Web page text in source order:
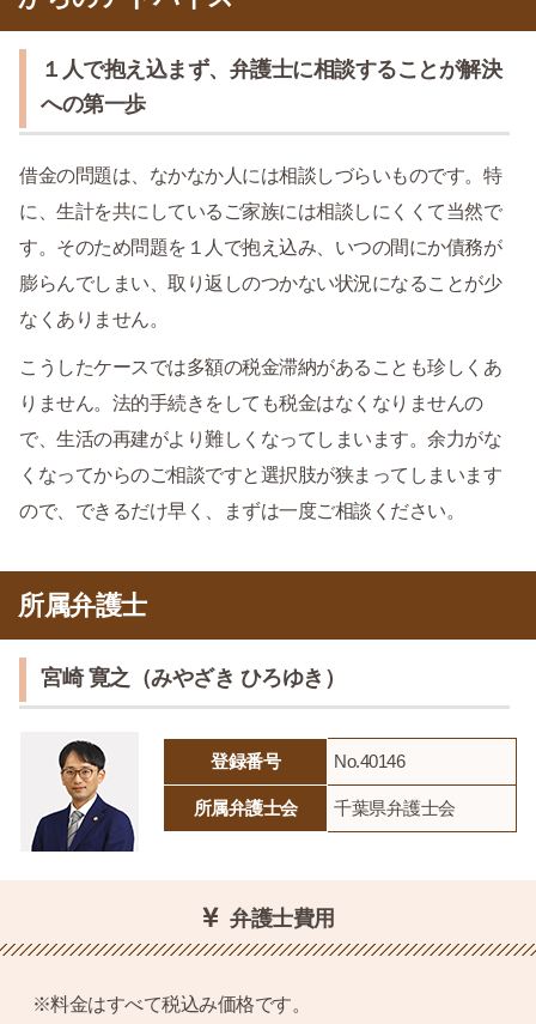
１人で抱え込まず、弁護士に相談することが解決
への第一歩
借金の問題は、なかなか人には相談しづらいものです。特
に、生計を共にしているご家族には相談しにくくて当然で
す。そのため問題を１人で抱え込み、いつの間にか債務が
膨らんでしまい、取り返しのつかない状況になることが少
なくありません。
こうしたケースでは多額の税金滞納があることも珍しくあ
りません。法的手続きをしても税金はなくなりませんの
で、生活の再建がより難しくなってしまいます。余力がな
くなってからのご相談ですと選択肢が狭まってしまいます
ので、できるだけ早く、まずは一度ご相談ください。
所属弁護士
宮崎 寛之（みやざき ひろゆき）
登録番号 No.40146
所属弁護士会 千葉県弁護士会
弁護士費用
※料金はすべて税込み価格です。